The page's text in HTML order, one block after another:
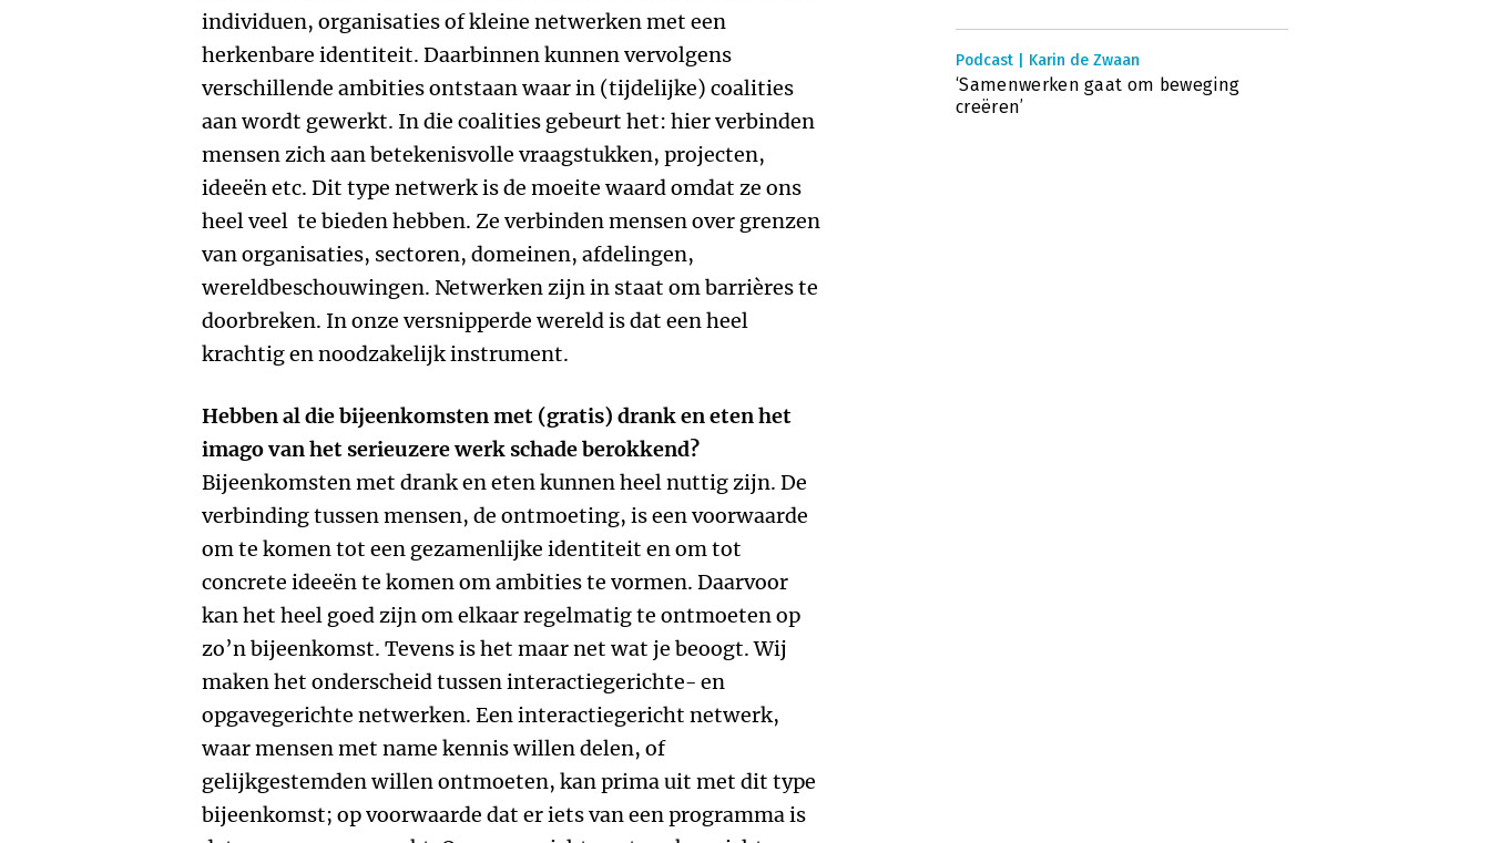
individuen, organisaties of kleine netwerken met een
herkenbare identiteit. Daarbinnen kunnen vervolgens
verschillende ambities ontstaan waar in (tijdelijke) coalities
aan wordt gewerkt. In die coalities gebeurt het: hier verbinden
mensen zich aan betekenisvolle vraagstukken, projecten,
ideeën etc. Dit type netwerk is de moeite waard omdat ze ons
heel veel te bieden hebben. Ze verbinden mensen over grenzen
van organisaties, sectoren, domeinen, afdelingen,
wereldbeschouwingen. Netwerken zijn in staat om barrières te
doorbreken. In onze versnipperde wereld is dat een heel
krachtig en noodzakelijk instrument.
Hebben al die bijeenkomsten met (gratis) drank en eten het
imago van het serieuzere werk schade berokkend?
Bijeenkomsten met drank en eten kunnen heel nuttig zijn. De
verbinding tussen mensen, de ontmoeting, is een voorwaarde
om te komen tot een gezamenlijke identiteit en om tot
concrete ideeën te komen om ambities te vormen. Daarvoor
kan het heel goed zijn om elkaar regelmatig te ontmoeten op
zo’n bijeenkomst. Tevens is het maar net wat je beoogt. Wij
maken het onderscheid tussen interactiegerichte- en
opgavegerichte netwerken. Een interactiegericht netwerk,
waar mensen met name kennis willen delen, of
gelijkgestemden willen ontmoeten, kan prima uit met dit type
bijeenkomst; op voorwaarde dat er iets van een programma is
Podcast | Karin de Zwaan
‘Samenwerken gaat om beweging
creëren’